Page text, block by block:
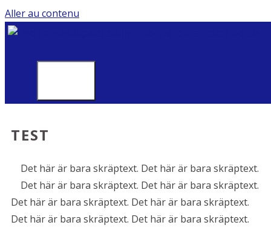
Aller au contenu
TEST
Det här är bara skräptext. Det här är bara skräptext.
Det här är bara skräptext. Det här är bara skräptext.
Det här är bara skräptext. Det här är bara skräptext.
Det här är bara skräptext. Det här är bara skräptext.